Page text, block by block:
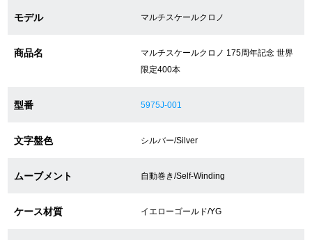
買取・下取りをご希望の方
モデル マルチスケールクロノ
商品名
マルチスケールクロノ 175周年記念 世界
限定400本
型番 5975J-001
文字盤色 シルバー/Silver
ムーブメント 自動巻き/Self-Winding
ケース材質 イエローゴールド/YG